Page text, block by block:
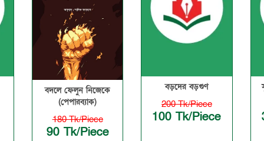
বদলে ফেলুন নিজেকে
(পেপারব্যাক)
180 Tk/Piece
90 Tk/Piece
বড়দের বড়গুণ
200 Tk/Piece
100 Tk/Piece